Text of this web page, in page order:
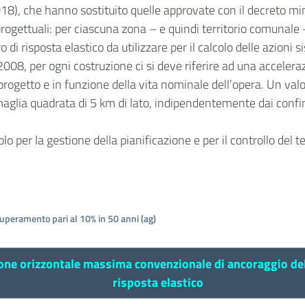
che hanno sostituito quelle approvate con il decreto
per ciascuna zona – e quindi territorio comunale
risposta elastico da utilizzare per il calcolo delle azioni
per ogni costruzione ci si deve riferire ad una
e in funzione della vita nominale dell’opera. Un
quadrata di 5 km di lato, indipendentemente dai
per la gestione della pianificazione e per il controllo del
pari al 10% in 50 anni (ag)
orizzontale massima convenzionale di ancoraggio
risposta elastico